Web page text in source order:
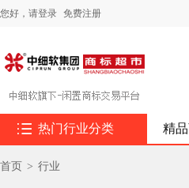
您好， 请登录 免费注册
 热门行业分类 精
首页 > 行业